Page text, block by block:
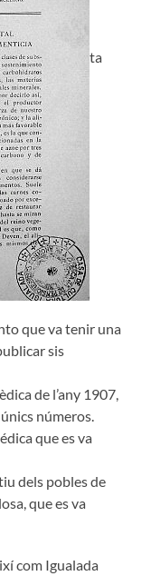
ta
que va tenir una
sis
de l’any 1907,
números.
que es va
dels pobles de
que es va
com Igualada